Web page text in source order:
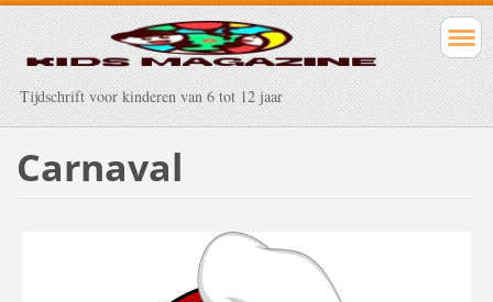
Tijdschrift voor kinderen van 6 tot 12 jaar
Carnaval